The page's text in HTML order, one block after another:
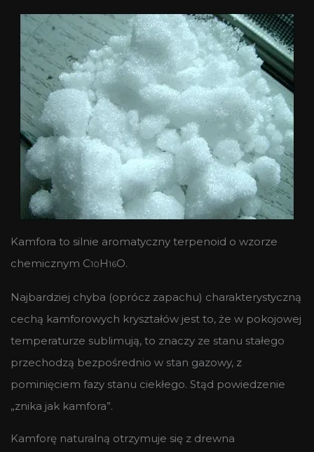
Kamfora to silnie aromatyczny terpenoid o wzorze
chemicznym C10 H16O.
Najbardziej chyba (oprócz zapachu) charakterystyczną
cechą kamforowych kryształów jest to, że w pokojowej
temperaturze sublimują, to znaczy ze stanu stałego
przechodzą bezpośrednio w stan gazowy, z
pominięciem fazy stanu ciekłego. Stąd powiedzenie
„znika jak kamfora”.
Kamforę naturalną otrzymuje się z drewna